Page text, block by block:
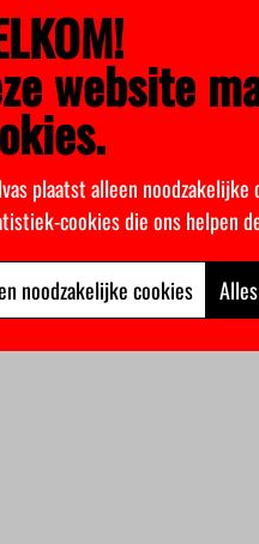
website
plaatst alleen
cookies die ons helpen
noodzakelijke cookies